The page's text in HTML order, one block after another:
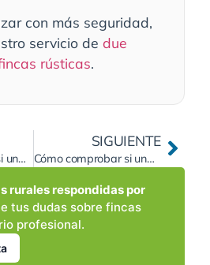
con más seguridad,
servicio de due
rústicas.
Cómo comprobar si una finca rústica tiene deslinde o riesgo de invasión del dominio público (vías pecuarias, montes públicos y cauces)
SIGUIENTE
Cómo comprobar si una finca rústica puede abrir un pozo nuevo en 2026: recurso disponible, acuífero, trámites y costes
rurales respondidas por
tus dudas sobre fincas
profesional.